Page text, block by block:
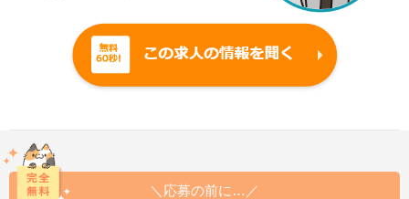
＼応募の前に…／